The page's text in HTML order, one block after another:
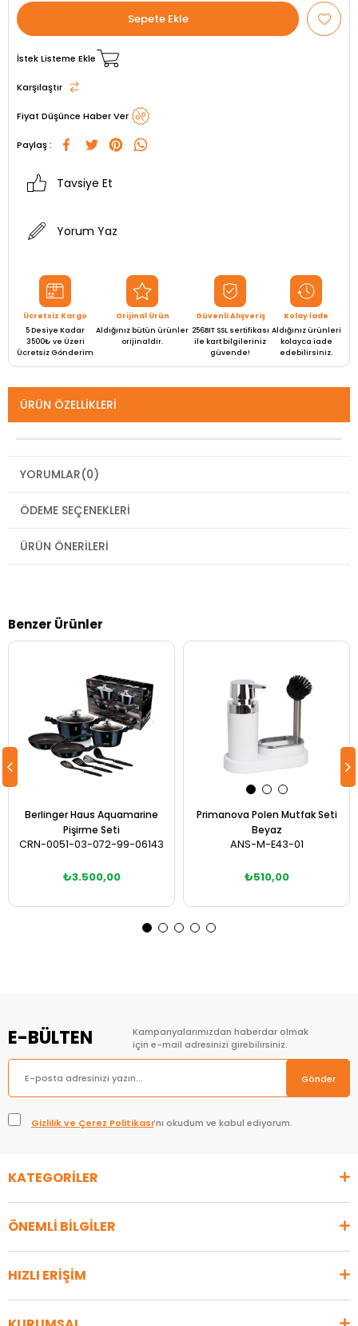
İstek Listeme Ekle
Karşılaştır
Fiyat Düşünce Haber Ver
Paylaş :
Tavsiye Et
Yorum Yaz
Ücretsiz Kargo
5 Desiye Kadar
3500₺ ve Üzeri
Ücretsiz Gönderim
Orijinal Ürün
Aldığınız bütün ürünler
orijinaldir.
Güvenli Alışveriş
256BIT SSL sertifikası
ile kart bilgileriniz
güvende!
Kolay İade
Aldığınız ürünleri
kolayca iade
edebilirsiniz.
ÜRÜN ÖZELLIKLERI
YORUMLAR(0)
ÖDEME SEÇENEKLERI
ÜRÜN ÖNERILERI
Benzer Ürünler
Berlinger Haus Aquamarine
Pişirme Seti
CRN-0051-03-072-99-06143
₺3.500,00
Primanova Polen Mutfak Seti
Beyaz
ANS-M-E43-01
₺510,00
E-BÜLTEN
Kampanyalarımızdan haberdar olmak
için e-mail adresinizi girebilirsiniz.
Gönder
Gizlilik ve Çerez Politikası’nı okudum ve kabul ediyorum.
KATEGORİLER
ÖNEMLİ BİLGİLER
HIZLI ERİŞİM